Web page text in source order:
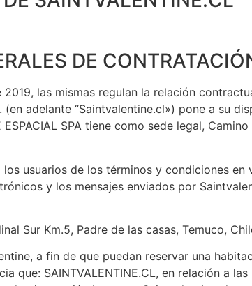
DE
las mismas regulan la relación
adelante “Saintvalentine.cl») pone a su
SPA tiene como sede legal,
usuarios de los términos y condiciones
y los mensajes enviados por
Sur Km.5, Padre de las casas, Temuco,
a fin de que puedan reservar una
SAINTVALENTINE.CL, en relación a